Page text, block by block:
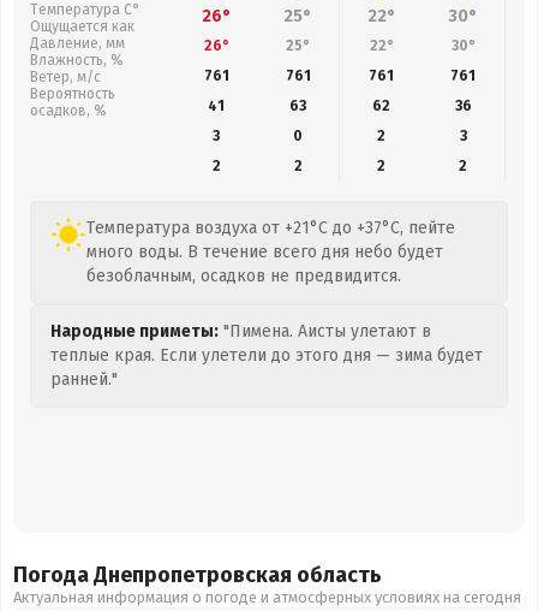
Температура С°
Ощущается как
Давление, мм
Влажность, %
Ветер, м/с
Вероятность
осадков, %
26° 25° 22° 30°
26° 25° 22° 30°
761
761 761 761
41
63 62 36
3
0 2
3
2
2 2 2
Температура воздуха от +21°C до +37°C, пейте
много воды. В течение всего дня небо будет
безоблачным, осадков не предвидится.
Народные приметы: "Пимена. Аисты улетают в
теплые края. Если улетели до этого дня — зима будет
ранней."
Погода Днепропетровская область
Актуальная информация о погоде и атмосферных условиях на сегодня